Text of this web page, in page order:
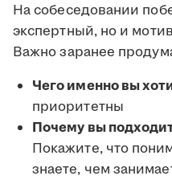
На собеседовании
экспертный, но и
Важно заранее
Чего именно вы
приоритетны
Почему вы
Покажите, что
знаете, чем